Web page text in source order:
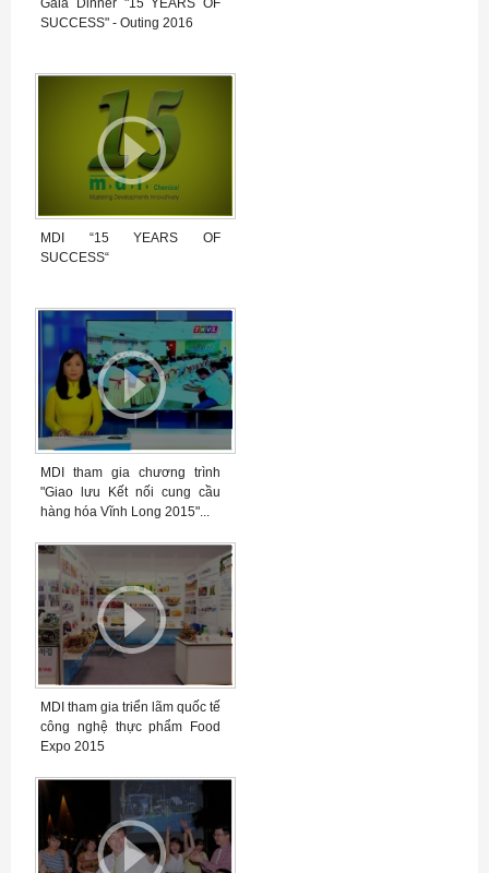
Gala Dinner "15 YEARS OF
SUCCESS" - Outing 2016
MDI “15 YEARS OF
SUCCESS“
MDI tham gia chương trình
"Giao lưu Kết nối cung cầu
hàng hóa Vĩnh Long 2015"...
MDI tham gia triển lãm quốc tế
công nghệ thực phẩm Food
Expo 2015